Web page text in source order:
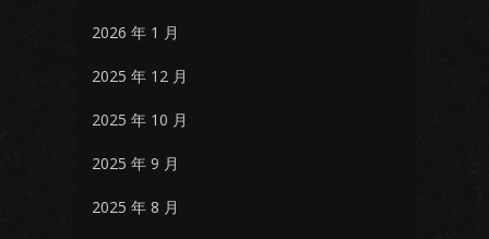
2026 年 1 月
2025 年 12 月
2025 年 10 月
2025 年 9 月
2025 年 8 月